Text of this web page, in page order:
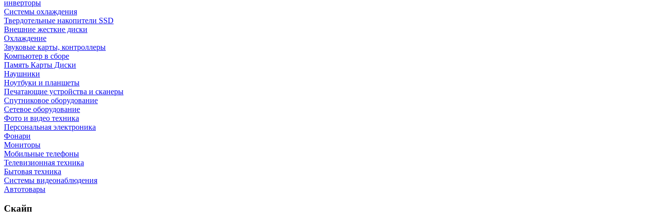
инверторы
Системы охлаждения
Твердотельные накопители SSD
Внешние жесткие диски
Охлаждение
Звуковые карты, контроллеры
Компьютер в сборе
Память Карты Диски
Наушники
Ноутбуки и планшеты
Печатающие устройства и сканеры
Спутниковое оборудование
Сетевое оборудование
Фото и видео техника
Персональная электроника
Фонари
Мониторы
Мобильные телефоны
Телевизионная техника
Бытовая техника
Cистемы видеонаблюдения
Автотовары
Скайп